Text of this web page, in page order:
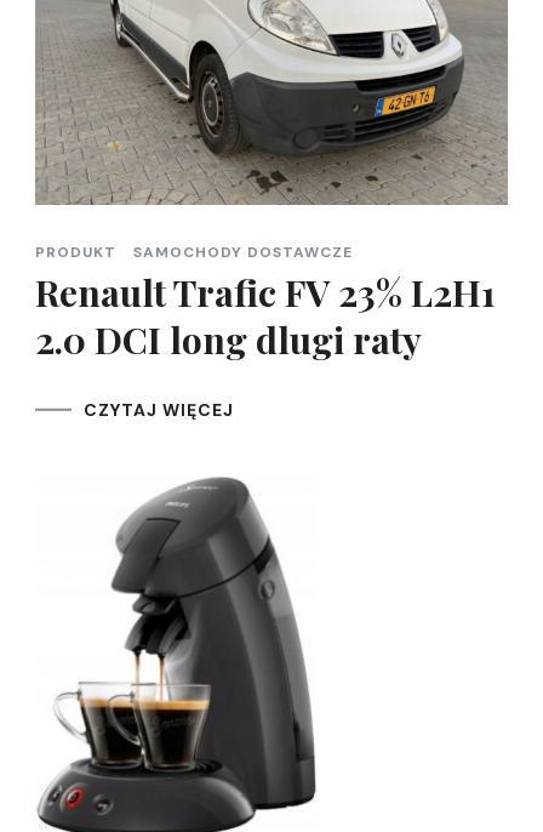
PRODUKT SAMOCHODY DOSTAWCZE
Renault Trafic FV 23% L2H1
2.0 DCI long dlugi raty
CZYTAJ WIĘCEJ